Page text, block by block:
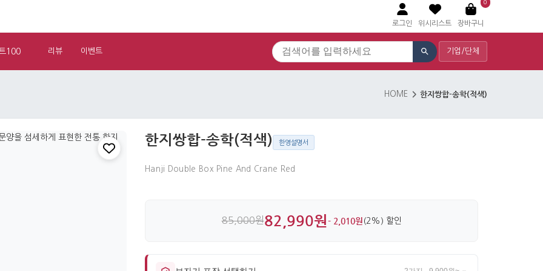
로그인 위시리스트
0
장바구니
100 리뷰 이벤트 기업/단체
HOME 한지쌍합-송학(적색)
한지쌍합-송학(적색) 한영설명서
Hanji Double Box Pine And Crane Red
85,000원82,990원 - 2,010원 (2%) 할인